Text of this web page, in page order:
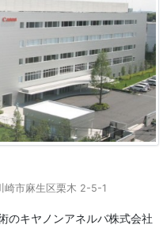
崎市麻生区栗木 2-5-1
のキヤノンアネルバ株式会社